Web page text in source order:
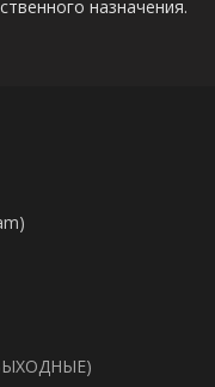
назначения.